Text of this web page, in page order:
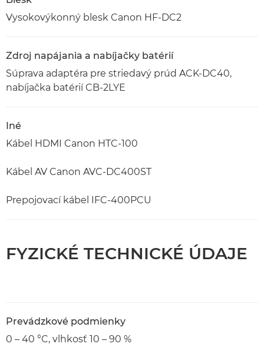
Vysokovýkonný blesk Canon HF-DC2
Zdroj napájania a nabíjačky batérií
Súprava adaptéra pre striedavý prúd ACK-DC40,
nabíjačka batérií CB-2LYE
Iné
Kábel HDMI Canon HTC-100
Kábel AV Canon AVC-DC400ST
Prepojovací kábel IFC-400PCU
FYZICKÉ TECHNICKÉ ÚDAJE
Prevádzkové podmienky
0 – 40 °C, vlhkosť 10 – 90 %